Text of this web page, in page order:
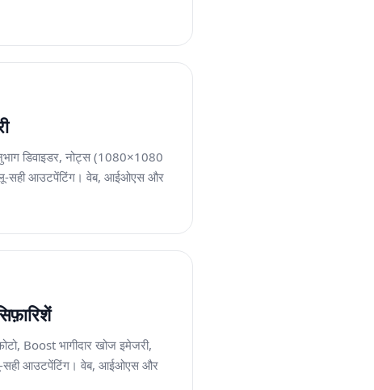
डिवाइडर, नोट्स (1080×1080
सही आउटपेंटिंग। वेब, आईओएस और
Boost भागीदार खोज इमेजरी,
सही आउटपेंटिंग। वेब, आईओएस और